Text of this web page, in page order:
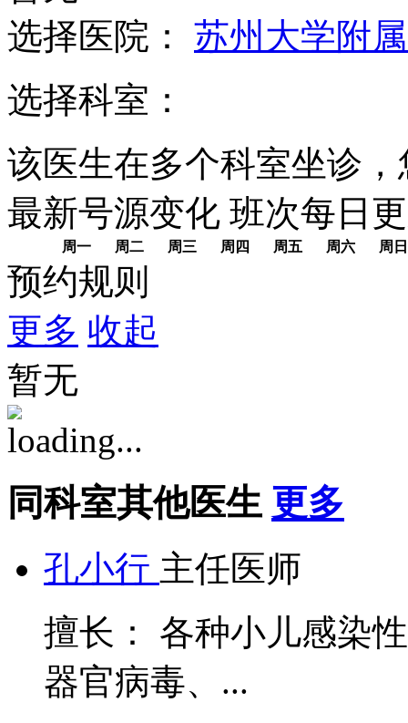
选择医院： 苏州大学附
选择科室：
该医生在多个科室坐诊
最新号源变化 班次每日
周一 周二 周三 周四 周五 周六 周日
预约规则
更多 收起
暂无
同科室其他医生 更多
孔小行 主任医师
擅长： 各种小儿感染
器官病毒、...